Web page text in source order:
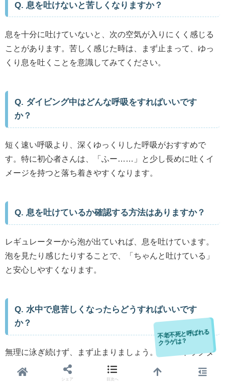
Q. 息を吐けないと苦しくなりますか？
息を十分に吐けていないと、次の空気が入りにくく感じる
ことがあります。苦しく感じた時は、まず止まって、ゆっ
くり息を吐くことを意識してみてください。
Q. ダイビング中はどんな呼吸をすればいいです
か？
短く速い呼吸より、深くゆっくりした呼吸がおすすめで
す。特に初心者さんは、「ふー……」と少し長めに吐くイ
メージを持つと落ち着きやすくなります。
Q. 息を吐けているか確認する方法はありますか？
レギュレーターから泡が出ていれば、息を吐けています。
泡を見たり感じたりすることで、「ちゃんと吐けている」
と安心しやすくなります。
Q. 水中で息苦しくなったらどうすればいいです
か？
無理に泳ぎ続けず、まず止まりましょう。インストラクタ
ーに合図をして、ゆっくり呼吸を整えます。落ち着かない
場合は水面に戻れば大丈夫です。
シェア 目次へ
不老不死と呼ばれる
クラゲは？
ベニクラゲです！細
胞を若返らせる能力
があります。